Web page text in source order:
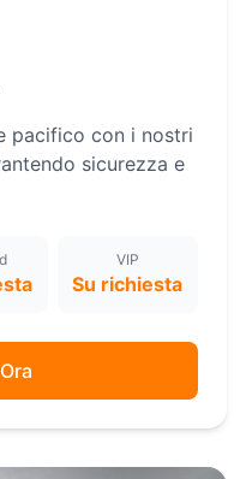
pacifico con i nostri
sicurezza e
VIP
Su richiesta